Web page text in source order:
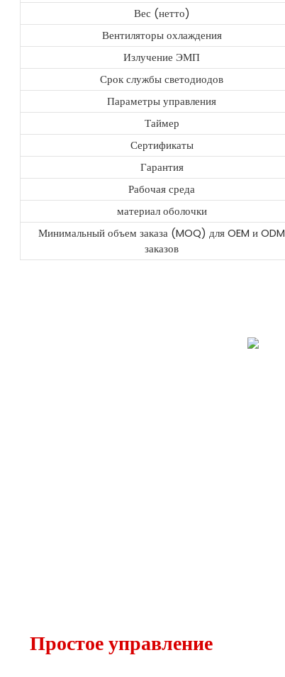
Вес (нетто)
Вентиляторы охлаждения
Излучение ЭМП
Срок службы светодиодов
Параметры управления
Таймер
Сертификаты
Гарантия
Рабочая среда
материал оболочки
Минимальный объем заказа (MOQ) для OEM и ODM
заказов
Простое управление